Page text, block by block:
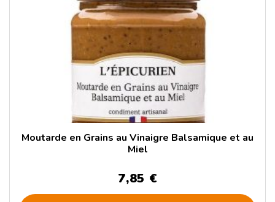
Moutarde en Grains au Vinaigre Balsamique et au
Miel
7,85 €